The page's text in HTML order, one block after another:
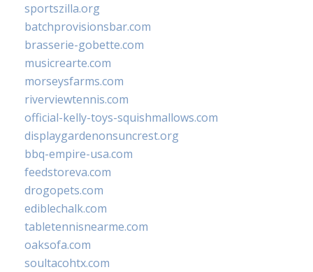
sportszilla.org
batchprovisionsbar.com
brasserie-gobette.com
musicrearte.com
morseysfarms.com
riverviewtennis.com
official-kelly-toys-squishmallows.com
displaygardenonsuncrest.org
bbq-empire-usa.com
feedstoreva.com
drogopets.com
ediblechalk.com
tabletennisnearme.com
oaksofa.com
soultacohtx.com